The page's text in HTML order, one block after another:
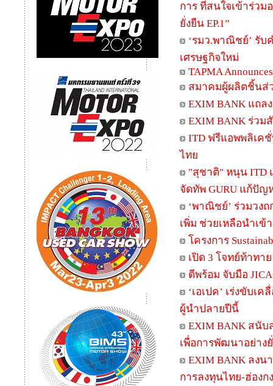
การ ที่สนใจเข้าร่วม
ยั่งยืน EP.1”
‘รมว.พาณิชย์’ รับ
เศรษฐกิจใหม่
TAPMA
สมาคมผู้ผลิตชิ้นส่ว
EXIM BANK แถล
EXIM BANK ร่ว
ITD ฟรีแอพพลิเคชั่
ไทย
"สุชาติ" หนุน ITD เ
จัดทัพ GURU แก้ปั
‘พาณิชย์’ ร่วมวง
เพิ่ม ช่วยเหลือนำเข้
โครงการ
เปิด 3 โจทย์ท้าท
ดีพร้อม จับมือ
‘เอเปค’ เร่งขับเ
ผู้นำปลายปีนี้
EXIM BANK สนับ
เพื่อการพัฒนาอย่าง
EXIM BANK ลง
การลงทุนไทย-ฮ่องกง